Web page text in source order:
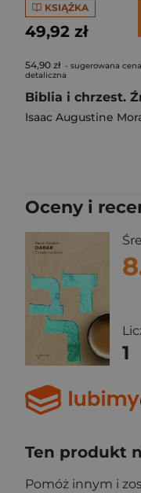
KSIĄŻKA
49,92 zł
54,90 zł - sugerowana cena
detaliczna
Isaac Augustine
Oceny i
1
Ten produkt
Pomóż innym i